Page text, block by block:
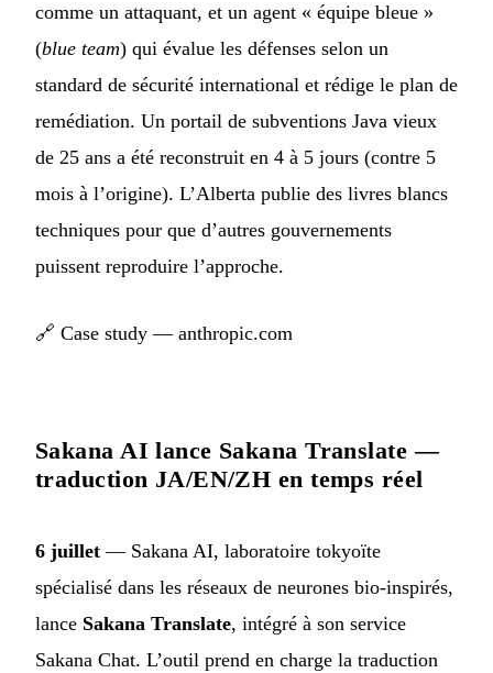
comme un attaquant, et un agent « équipe bleue »
(blue team) qui évalue les défenses selon un
standard de sécurité international et rédige le plan de
remédiation. Un portail de subventions Java vieux
de 25 ans a été reconstruit en 4 à 5 jours (contre 5
mois à l’origine). L’Alberta publie des livres blancs
techniques pour que d’autres gouvernements
puissent reproduire l’approche.
🔗 Case study — anthropic.com
Sakana AI lance Sakana Translate —
traduction JA/EN/ZH en temps réel
6 juillet — Sakana AI, laboratoire tokyoïte
spécialisé dans les réseaux de neurones bio-inspirés,
lance Sakana Translate, intégré à son service
Sakana Chat. L’outil prend en charge la traduction